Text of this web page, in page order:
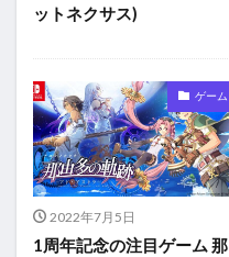
ットネクサス)
ゲーム
2022年7月5日
1周年記念の注目ゲーム 那